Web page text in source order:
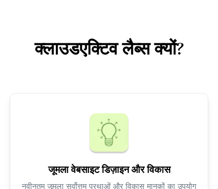
क्लाउडएक्टिव लैब्स क्यों?
जूमला वेबसाइट डिज़ाइन और विकास
नवीनतम जूमला सर्वोत्तम प्रथाओं और विकास मानकों का उपयोग